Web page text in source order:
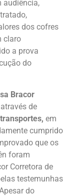
audiência,
dos cofres
claro
a prova
do
Bracor
de
em
cumprido
que os
foram
Corretora de
testemunhas
do